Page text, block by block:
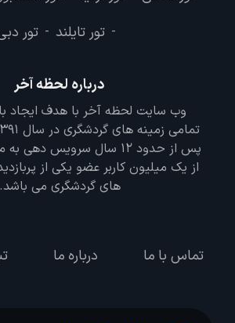
- تور تایلند - تور
درباره لحظه آخر
وب سایت لحظه آخر با هدف ایجاد
پس از حدود 12 سال سرویس
از یک میلیون کاربر عضو یکی از
های گردشگری می باشد.
تماس با ما درباره ما